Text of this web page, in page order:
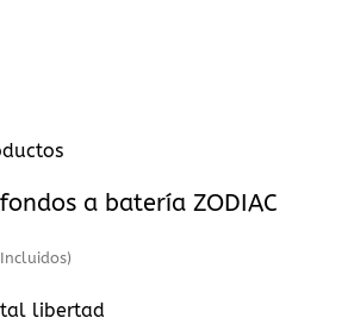
a batería ZODIAC
libertad